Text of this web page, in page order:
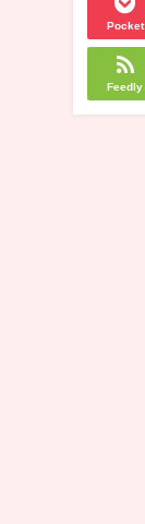
Pocket
Feedly